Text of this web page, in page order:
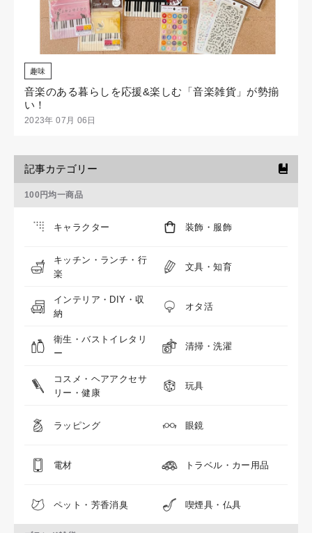
趣味
音楽のある暮らしを応援&楽しむ「音楽雑貨」が勢揃
い！
2023年 07月 06日
記事カテゴリー
100円均一商品
キャラクター 装飾・服飾
キッチン・ランチ・行
楽
文具・知育
インテリア・DIY・収
納
オタ活
衛生・バストイレタリ
ー
清掃・洗濯
コスメ・ヘアアクセサ
リー・健康
玩具
ラッピング 眼鏡
電材 トラベル・カー用品
ペット・芳香消臭 喫煙具・仏具